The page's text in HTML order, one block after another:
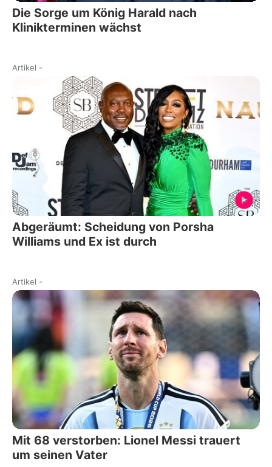
Die Sorge um König Harald nach
Klinikterminen wächst
Artikel -
Abgeräumt: Scheidung von Porsha
Williams und Ex ist durch
Artikel -
Mit 68 verstorben: Lionel Messi trauert
um seinen Vater